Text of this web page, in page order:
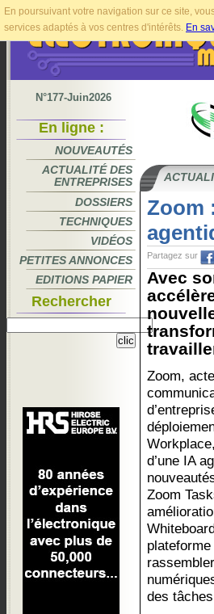
En poursuivant votre navigation sur ce site,
services adaptés à vos centres d'intérêts. En
N°177-Juin2026
En ligne :
NOUVEAUTÉS
ACTUALITÉ DES
ENTREPRISES
DOSSIERS
TECHNIQUES
VIDÉOS
PETITES ANNONCES
EDITIONS PAPIER
Rechercher
Zoom
Partagez sur
Avec
Zoom,
d’une IA
Zoom
des